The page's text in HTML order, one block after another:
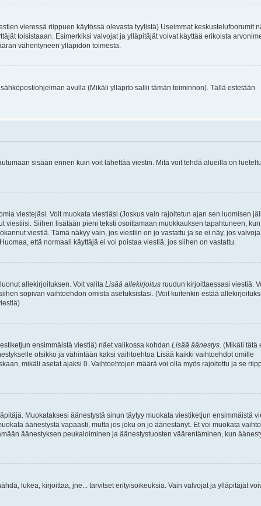
vieressä riippuen käytössä olevasta tyylistä) Useimmat keskustelufoorumit
toisistaaan. Esimerkiksi valvojat ja ylläpitäjät voivat käyttää erikoista
vähentyneen ylläpidon toimesta.
avulla (Mikäli ylläpito sallii tämän toiminnon). Tällä estetään
sisään ennen kuin voit lähettää viestin. Mitä voit tehdä alueilla on
viestejäsi. Voit muokata viestiäsi (Joskus vain rajoitetun ajan sen luomisen
viestiisi. Siihen lisätään pieni teksti osoittamaan muokkauksen tapahtuneen,
viestiä. Tämä näkyy vain, jos viestiin on jo vastattu ja se ei näy, jos
että normaali käyttäjä ei voi poistaa viestiä, jos siihen on vastattu.
allekirjoituksen. Voit valita Lisää allekirjoitus ruudun kirjoittaessasi viestiä.
sopivan vaihtoehdon omista asetuksistasi. (Voit kuitenkin estää
ensimmäistä viestiä) näet valikossa kohdan Lisää äänestys. (Mikäli tätä
otsikko ja vähintään kaksi vaihtoehtoa Lisää kaikki vaihtoehdot omille
mikäli asetat ajaksi 0. Vaihtoehtojen määrä voi olla myös rajoitettu ja se
Muokataksesi äänestystä sinun täytyy muokata viestiketjun ensimmäistä
äänestystä vapaasti, mutta jos joku on jo äänestänyt. Et voi muokata
äänestyksen peukaloiminen ja äänestystuosten väärentäminen, kun
lukea, kirjoittaa, jne... tarvitset erityisoikeuksia. Vain valvojat ja ylläpitäjät